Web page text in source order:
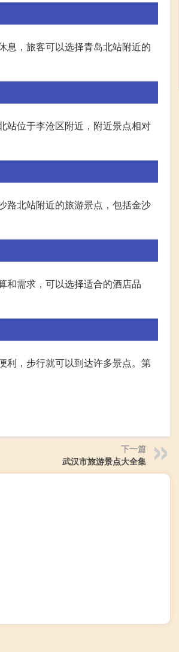
息，旅客可以选择青岛北站附近的
站位于李沧区附近，附近景点相对
路北站附近的旅游景点，包括金沙
和需求，可以选择适合的酒店品
利，步行就可以到达许多景点。第
下一篇
武汉市旅游景点大全集